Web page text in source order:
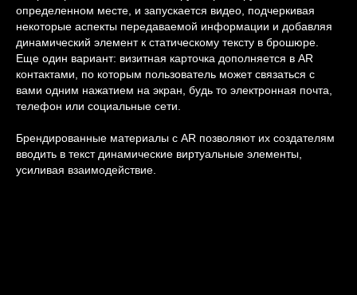
определенном месте, и запускается видео, подчеркивая
некоторые аспекты передаваемой информации и добавляя
динамический элемент к статическому тексту в брошюре.
Еще один вариант: визитная карточка дополняется в AR
контактами, по которым пользователь может связаться с
вами одним нажатием на экран, будь то электронная почта,
телефон или социальные сети.
Брендированные материалы с AR позволяют их создателям
вводить в текст динамические виртуальные элементы,
усиливая взаимодействие.